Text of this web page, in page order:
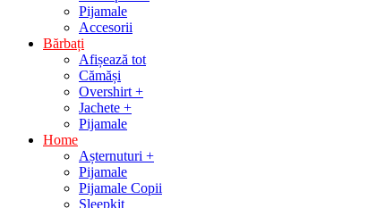
Pijamale
Accesorii
Bărbați
Afișează tot
Cămăși
Overshirt +
Jachete +
Pijamale
Home
Așternuturi +
Pijamale
Pijamale Copii
Sleepkit